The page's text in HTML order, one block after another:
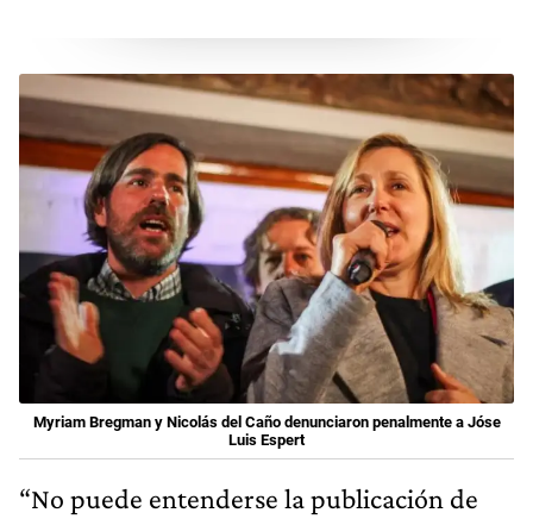
Myriam Bregman y Nicolás del Caño denunciaron penalmente a Jóse
Luis Espert
“No puede entenderse la publicación de